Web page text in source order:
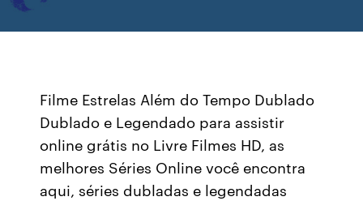
Filme Estrelas Além do Tempo Dublado
Dublado e Legendado para assistir
online grátis no Livre Filmes HD, as
melhores Séries Online você encontra
aqui, séries dubladas e legendadas